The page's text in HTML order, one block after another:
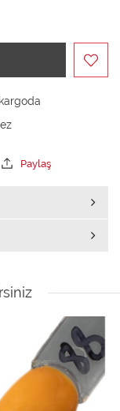
Paylaş